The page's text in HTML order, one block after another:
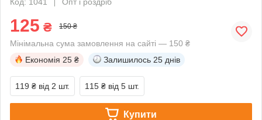
125 ₴ 150 ₴
Мінімальна сума замовлення на сайті — 150 ₴
Економія 25 ₴ Залишилось 25 днів
119 ₴ від 2 шт. 115 ₴ від 5 шт.
Купити